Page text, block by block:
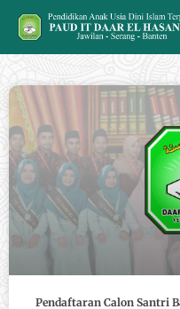
content
Pendaftaran Calon Santri